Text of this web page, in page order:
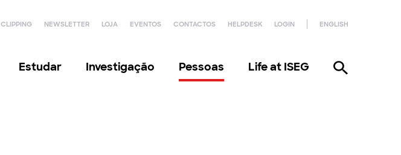
CLIPPING NEWSLETTER LOJA EVENTOS CONTACTOS HELPDESK LOGIN ENGLISH
Estudar Investigação Pessoas Life at ISEG